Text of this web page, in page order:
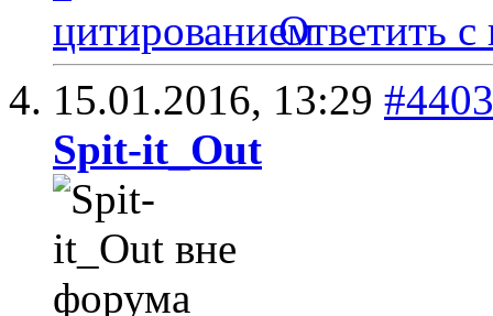
Ответить с
15.01.2016, 13:29 #4403
Spit-it_Out